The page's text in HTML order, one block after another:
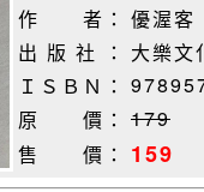
作 者： 優渥客
出 版 社 ：
大樂文
ＩＳＢＮ：
原 價： 179
售 價：
159